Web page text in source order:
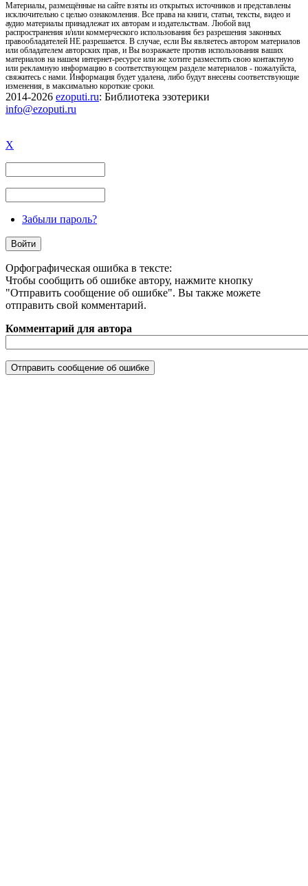
Материалы, размещённые на сайте взяты из открытых источников и представлены
исключительно с целью ознакомления. Все права на книги, статьи, тексты, видео и
аудио материалы принадлежат их авторам и издательствам. Любой вид
распространения и/или коммерческого использования без разрешения законных
правообладателей НЕ разрешается. В случае, если Вы являетесь автором материалов
или обладателем авторских прав, и Вы возражаете против использования ваших
материалов на нашем интернет-ресурсе или же хотите разместить свою контактную
или рекламную информацию в соответствующем разделе материалов - пожалуйста,
свяжитесь с нами. Информация будет удалена, либо будут внесены соответствующие
изменения, в максимально короткие сроки.
2014-2026 ezoputi.ru: Библиотека эзотерики
info@ezoputi.ru
X
Забыли пароль?
Орфографическая ошибка в тексте:
Чтобы сообщить об ошибке автору, нажмите кнопку
"Отправить сообщение об ошибке". Вы также можете
отправить свой комментарий.
Комментарий для автора